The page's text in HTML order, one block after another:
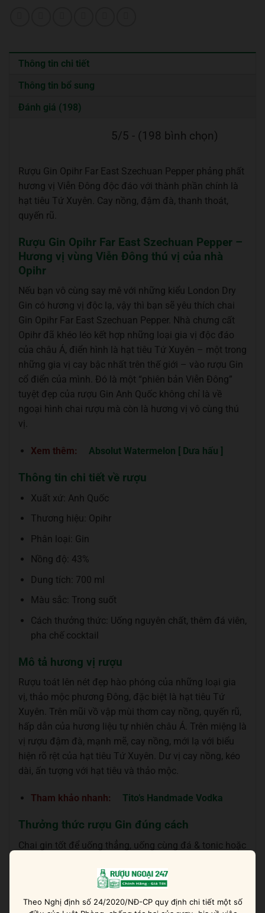
Thông tin chi tiết
Thông tin bổ sung
Đánh giá (198)
5/5 - (198 bình chọn)
Rượu Gin Opihr Far East Szechuan Pepper phảng phất
hương vị Viễn Đông độc đáo với thành phần chính là
hạt tiêu Tứ Xuyên. Cay nồng, đậm đà, thanh thoát,
quyến rũ.
Rượu Gin Opihr Far East Szechuan Pepper –
Hương vị vùng Viễn Đông thú vị của nhà
Opihr
Nếu bạn vô cùng say mê với những kiểu London Dry
Gin có hương vị độc lạ, vậy thì bạn sẽ yêu thích chai
Gin Opihr Far East Szechuan Pepper. Nhà chưng cất
Opihr đã khéo léo kết hợp những loại gia vị độc đáo
của châu Á, điển hình là hạt tiêu Tứ Xuyên – một trong
những gia vị cay bậc nhất trên thế giới – vào rượu Gin
cổ điển của mình. Đó là một “phiên bản Viễn Đông”
tuyệt đẹp của rượu Gin Anh Quốc không chỉ là về
ngoại hình chai rượu mà còn là hương vị vô cùng thú
vị.
Xem thêm: Absolut Watermelon [ Dưa hấu ]
Thông tin chi tiết về rượu
Xuất xứ: Anh Quốc
Thương hiệu: Opihr
Phân loại: Gin
Nồng độ: 43%
Dung tích: 700 ml
Màu sắc: Trong suốt
Cách thưởng thức: Uống nguyên chất, thêm đá viên,
pha chế cocktail
Mô tả hương vị rượu
Rượu toát lên nét đẹp hào phóng của những loại gia
vị, thảo mộc phương Đông, đặc biệt là hạt tiêu Tứ
Xuyên. Trên mũi vồ vập mùi thơm cay nồng, quyến rũ,
hấp dẫn của hương liệu tự nhiên châu Á. Trên miệng là
vị rượu đậm đà, mạnh mẽ, cay nồng, mới lạ với biểu
hiện rõ rệt của hạt tiêu Tứ Xuyên. Dư vị cay nồng, kéo
dài, ấn tượng với hạt tiêu và thảo mộc.
Tham khảo nhanh: Tito’s Handmade Vodka
Thưởng thức rượu Gin đúng cách
Chai gin tốt để uống thẳng, uống cùng đá & tonic hoặc
món ăn thì nên đi kèm món cay, món nhiều gia vị, thịt
nướng, phô mai hoặc món tráng miệng mát lạnh.
Theo Nghị định số 24/2020/NĐ-CP quy định chi tiết một số